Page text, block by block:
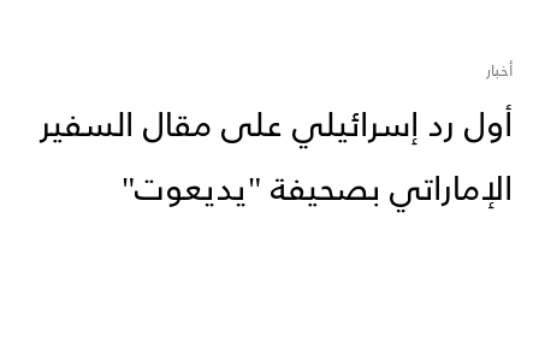
أخبار
أول رد إسرائيلي على مقال السفير
الإماراتي بصحيفة "يديعوت"